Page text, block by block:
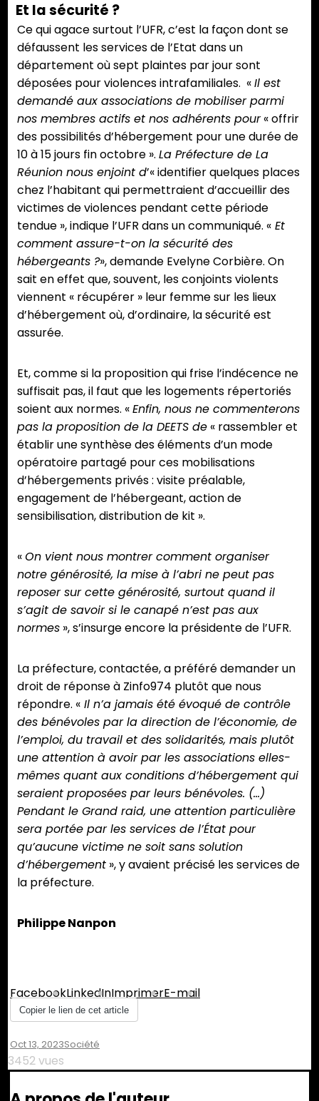
Et la sécurité ?
Ce qui agace surtout l’UFR, c’est la façon dont se
défaussent les services de l’Etat dans un
département où sept plaintes par jour sont
déposées pour violences intrafamiliales. «Il est
demandé aux associations de mobiliser parmi
nos membres actifs et nos adhérents pour« offrir
des possibilités d’hébergement pour une durée de
10 à 15 jours fin octobre ». La Préfecture de La
Réunion nous enjoint d’« identifier quelques places
chez l’habitant qui permettraient d’accueillir des
victimes de violences pendant cette période
tendue », indique l’UFR dans un communiqué. « Et
comment assure-t-on la sécurité des
hébergeants ?», demande Evelyne Corbière. On
sait en effet que, souvent, les conjoints violents
viennent « récupérer » leur femme sur les lieux
d’hébergement où, d’ordinaire, la sécurité est
assurée.
Et, comme si la proposition qui frise l’indécence ne
suffisait pas, il faut que les logements répertoriés
soient aux normes. «Enfin, nous ne commenterons
pas la proposition de la DEETS de « rassembler et
établir une synthèse des éléments d’un mode
opératoire partagé pour ces mobilisations
d’hébergements privés : visite préalable,
engagement de l’hébergeant, action de
sensibilisation, distribution de kit ».
«On vient nous montrer comment organiser
notre générosité, la mise à l’abri ne peut pas
reposer sur cette générosité, surtout quand il
s’agit de savoir si le canapé n’est pas aux
normes », s’insurge encore la présidente de l’UFR.
La préfecture, contactée, a préféré demander un
droit de réponse à Zinfo974 plutôt que nous
répondre. « Il n’a jamais été évoqué de contrôle
des bénévoles par la direction de l’économie, de
l’emploi, du travail et des solidarités, mais plutôt
une attention à avoir par les associations elles-
mêmes quant aux conditions d’hébergement qui
seraient proposées par leurs bénévoles. (…)
Pendant le Grand raid, une attention particulière
sera portée par les services de l’État pour
qu’aucune victime ne soit sans solution
d’hébergement », y avaient précisé les services de
la préfecture.
Philippe Nanpon
FacebookLinkedInImprimerE-mail
Copier le lien de cet article
Oct 13, 2023Société
3452 vues